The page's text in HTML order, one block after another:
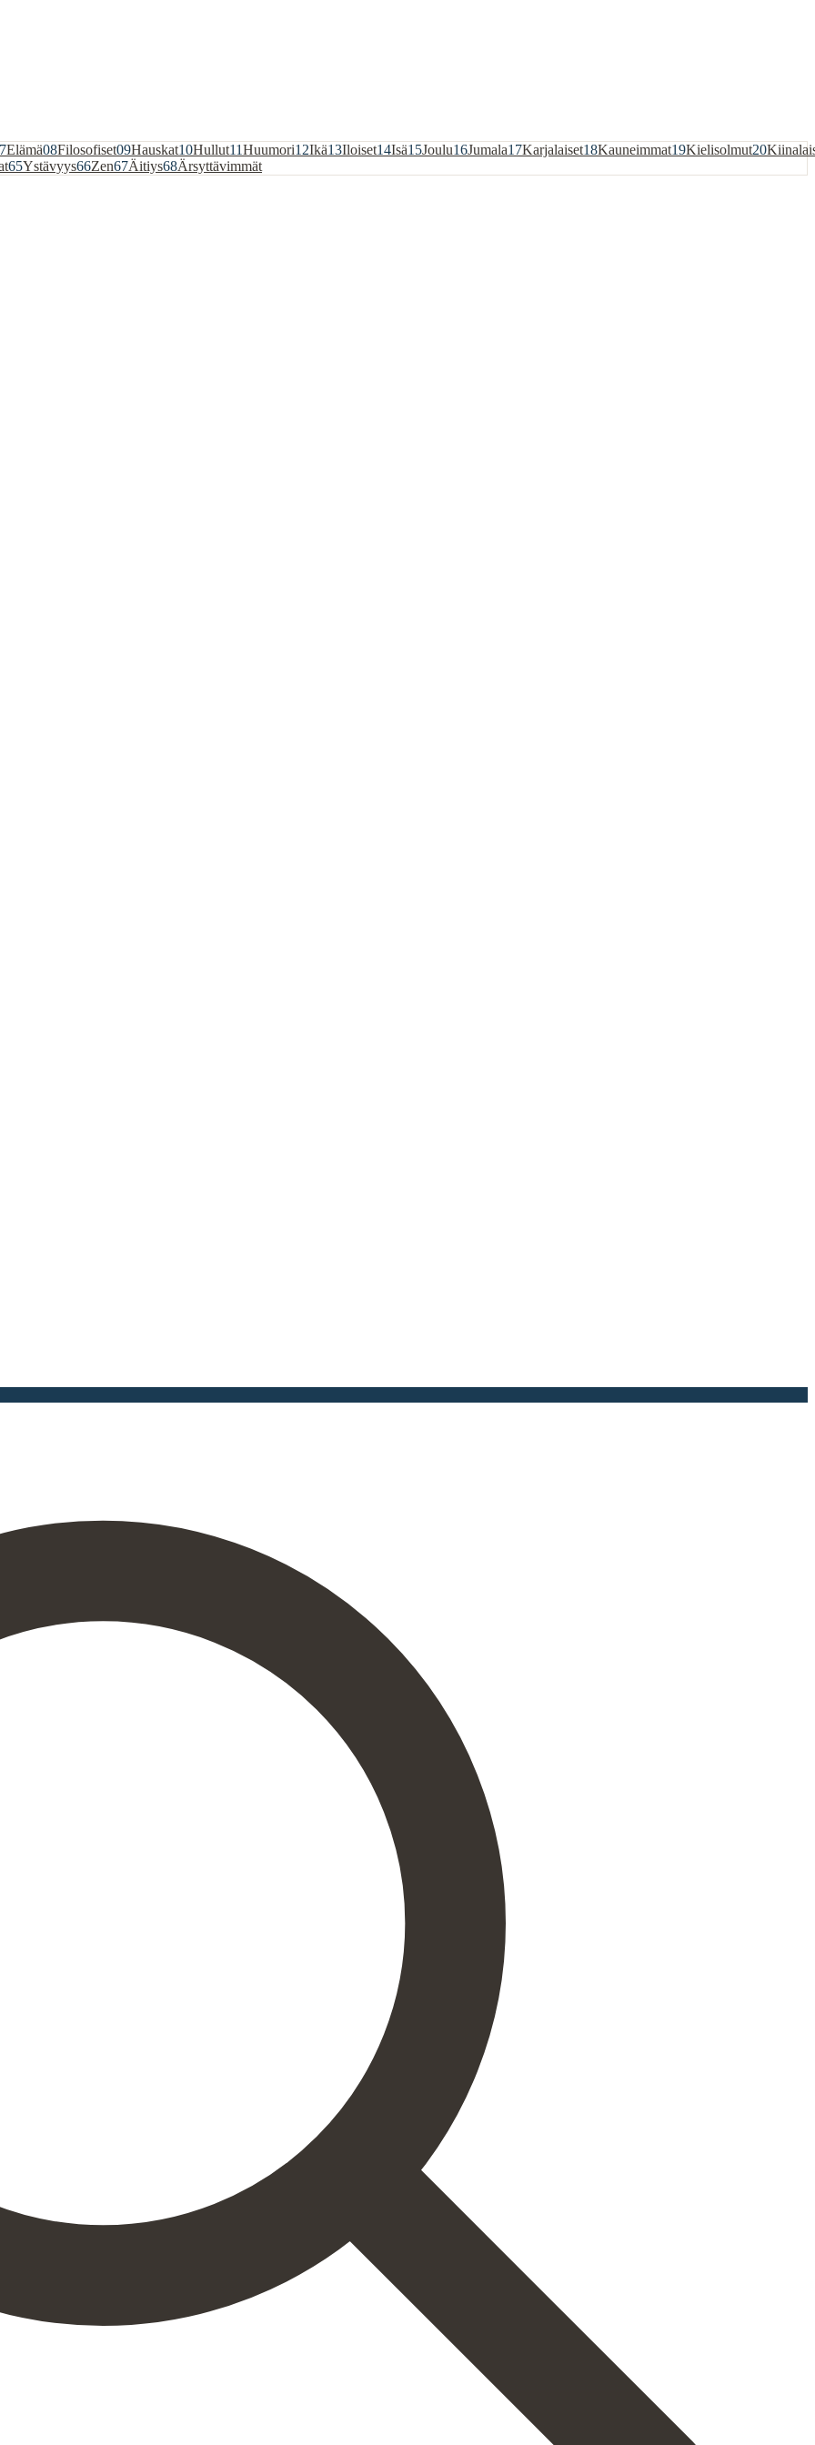
Elämä08Filosofiset09Hauskat10Hullut11Huumori12Ikä13Iloiset14Isä15Joulu16Jumala17Karjalaiset18Kauneimmat19Kielisolmut20
65Ystävyys66Zen67Äitiys68Ärsyttävimmät